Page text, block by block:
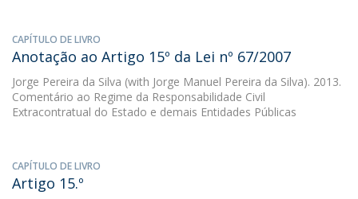
CAPÍTULO DE LIVRO
Anotação ao Artigo 15º da Lei nº 67/2007
Jorge Pereira da Silva (with Jorge Manuel Pereira da Silva). 2013.
Comentário ao Regime da Responsabilidade Civil
Extracontratual do Estado e demais Entidades Públicas
CAPÍTULO DE LIVRO
Artigo 15.º